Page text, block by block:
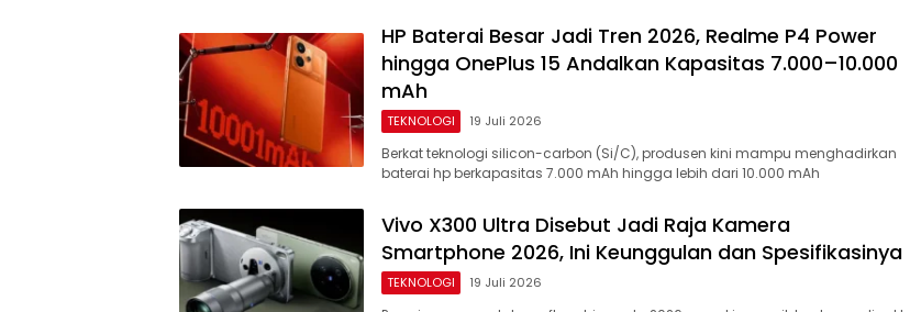
HP Baterai Besar Jadi Tren 2026, Realme P4 Power
hingga OnePlus 15 Andalkan Kapasitas 7.000–10.000
mAh
TEKNOLOGI 19 Juli 2026
Berkat teknologi silicon-carbon (Si/C), produsen kini mampu menghadirkan
baterai hp berkapasitas 7.000 mAh hingga lebih dari 10.000 mAh
Vivo X300 Ultra Disebut Jadi Raja Kamera
Smartphone 2026, Ini Keunggulan dan Spesifikasinya
TEKNOLOGI 19 Juli 2026